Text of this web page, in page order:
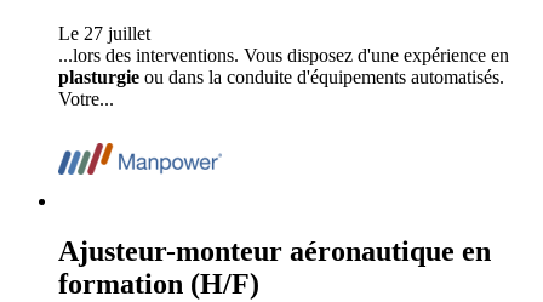
Le 27 juillet
...lors des interventions. Vous disposez d'une expérience en
plasturgie ou dans la conduite d'équipements automatisés.
Votre...
Ajusteur-monteur aéronautique en
formation (H/F)